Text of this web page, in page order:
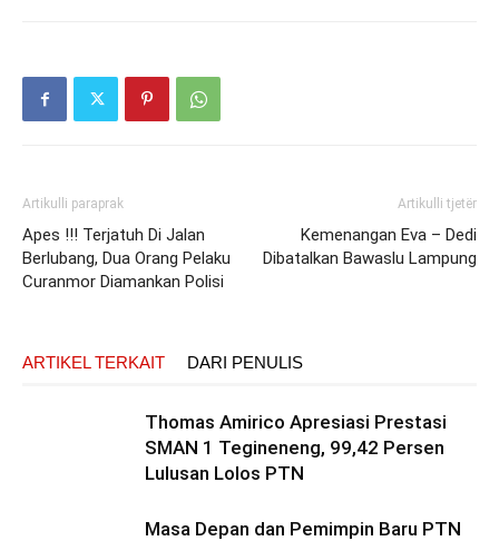
Artikulli paraprak
Apes !!! Terjatuh Di Jalan
Berlubang, Dua Orang Pelaku
Curanmor Diamankan Polisi
Artikulli tjetër
Kemenangan Eva – Dedi
Dibatalkan Bawaslu Lampung
ARTIKEL TERKAIT DARI PENULIS
Thomas Amirico Apresiasi Prestasi
SMAN 1 Tegineneng, 99,42 Persen
Lulusan Lolos PTN
Masa Depan dan Pemimpin Baru PTN